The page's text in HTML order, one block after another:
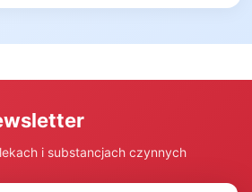
i substancjach czynnych